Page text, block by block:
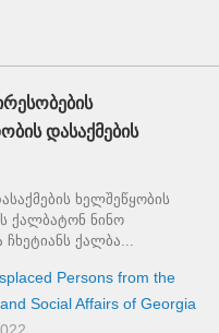
დასაქმების
ხელშეწყობის
ქალბატონ ნინო
ქალბა...
Persons from the
Social Affairs of Georgia